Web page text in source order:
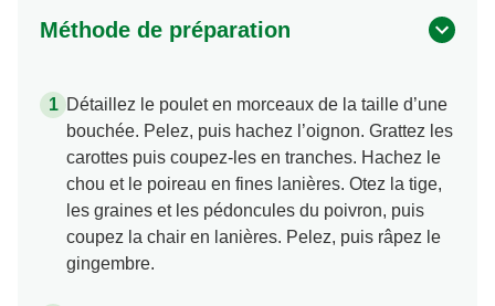
Méthode de préparation
Détaillez le poulet en morceaux de la taille d’une
bouchée. Pelez, puis hachez l’oignon. Grattez les
carottes puis coupez-les en tranches. Hachez le
chou et le poireau en fines lanières. Otez la tige,
les graines et les pédoncules du poivron, puis
coupez la chair en lanières. Pelez, puis râpez le
gingembre.